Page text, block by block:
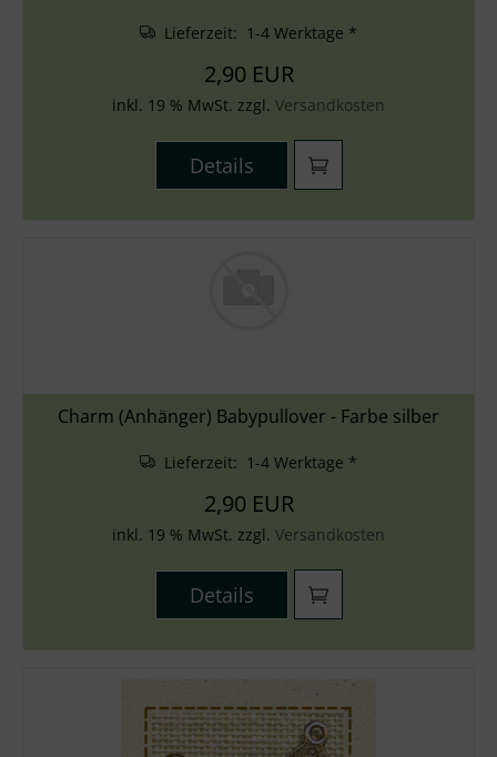
Lieferzeit: 1-4 Werktage *
2,90 EUR
inkl. 19 % MwSt. zzgl. Versandkosten
Details
Charm (Anhänger) Babypullover - Farbe silber
Lieferzeit: 1-4 Werktage *
2,90 EUR
inkl. 19 % MwSt. zzgl. Versandkosten
Details